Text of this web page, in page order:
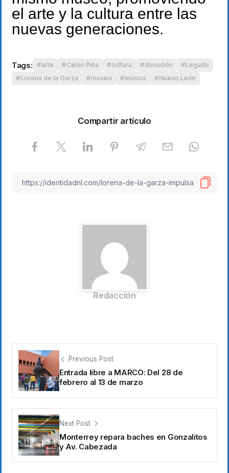
el arte y la cultura entre las
nuevas generaciones.
Tags: arte Celso Piña cultura donación
Legado
Lorena de la Garza
museo música Nuevo León
Compartir artículo
Redacción
Previous Post
Entrada libre a MARCO: Del 28 de
febrero al 13 de marzo
Next Post
Monterrey repara baches en Gonzalitos
y Av. Cabezada